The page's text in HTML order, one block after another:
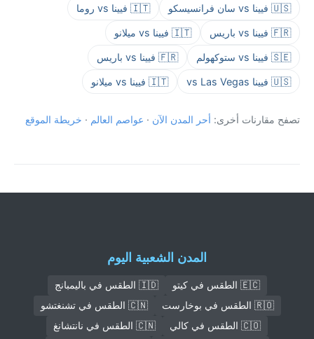
🇺🇸 فيينا vs سان فرانسيسكو 🇮🇹 فيينا vs روما
🇫🇷 فيينا vs باريس 🇮🇹 فيينا vs ميلانو
🇸🇪 فيينا vs ستوكهولم 🇫🇷 فيينا vs باريس
🇺🇸 فيينا vs Las Vegas 🇮🇹 فيينا vs ميلانو
تصفح مقارنات أخرى: أحر المدن الآن · عواصم العالم · خريطة الموقع
المدن الشعبية اليوم
🇪🇨 الطقس في كيتو
🇮🇩 الطقس في باليمبانج
🇷🇴 الطقس في بوخارست
🇨🇳 الطقس في تشنغتشو
🇨🇴 الطقس في كالي
🇨🇳 الطقس في نانتشانغ